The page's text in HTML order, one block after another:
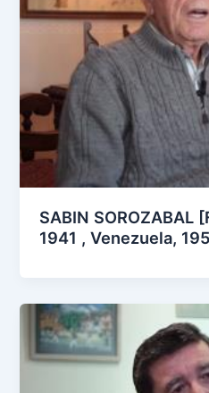
SABIN SOROZABAL
1941 , Venezuela,